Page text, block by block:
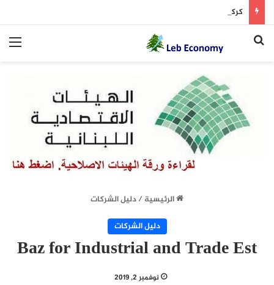
كركي: إنذارات وفسخ عقود مع مستشفيات مخالفة
بحث عن
الرئيسية/دليل الشركات
دليل الشركات
Baz for Industrial and Trade Est
نوفمبر 2, 2019